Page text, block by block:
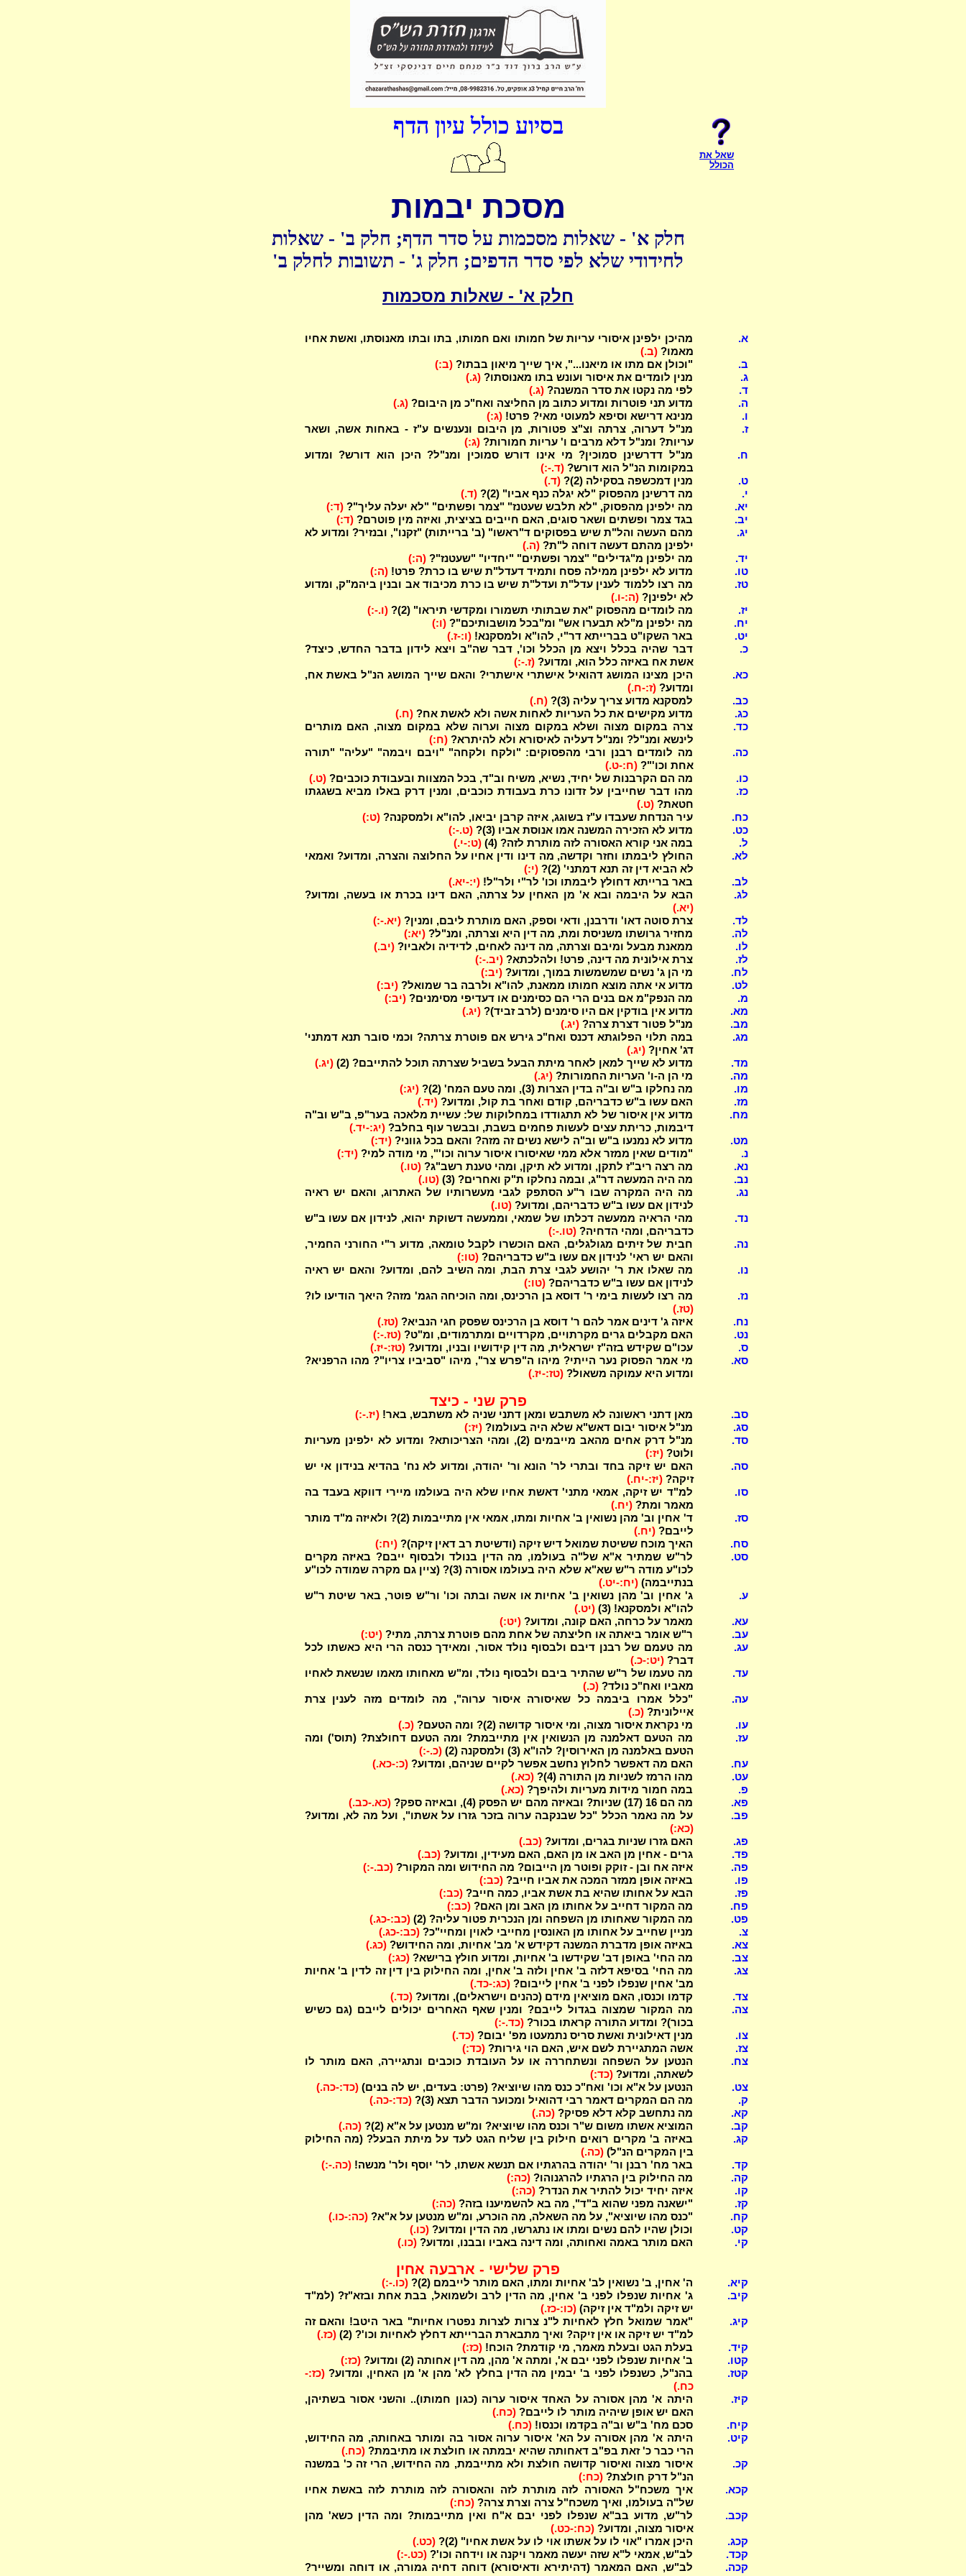
בסיוע כולל עיון הדף
שאל את
הכולל
מסכת יבמות
חלק א' - שאלות מסכמות על סדר הדף; חלק ב' - שאלות
לחידודי שלא לפי סדר הדפים; חלק ג' - תשובות לחלק ב'
חלק א' - שאלות מסכמות
א.
מהיכן ילפינן איסורי עריות של חמותו ואם חמותו, בתו ובתו מאנוסתו, ואשת אחיו
מאמו? (ב.)
ב.
"וכולן אם מתו או מיאנו...", איך שייך מיאון בבתו?(ב:)
ג.
מנין לומדים את איסור ועונש בתו מאנוסתו?(ג.)
ד.
לפי מה נקטו את סדר המשנה?(ג.)
ה.
מדוע תני פוטרות ומדוע כתוב מן החליצה ואח"כ מן היבום?(ג.)
ו.
מנינא דרישא וסיפא למעוטי מאי? פרט!(ג:)
ז.
מנ"ל דערוה, צרתה וצ"צ פטורות, מן היבום ונענשים ע"ז - באחות אשה, ושאר
עריות? ומנ"ל דלא מרבים ו' עריות חמורות? (ג:)
ח.
מנ"ל דדרשינן סמוכין? מי אינו דורש סמוכין ומנ"ל? היכן הוא דורש? ומדוע
במקומות הנ"ל הוא דורש? (ד.-:)
ט.
מנין דמכשפה בסקילה (2)?
(ד.)
י.
מה דרשינן מהפסוק "לא יגלה כנף אביו" (2)?
(ד.)
יא.
מה ילפינן מהפסוק, "לא תלבש שעטנז" "צמר ופשתים" "לא יעלה עליך"?(ד:)
יב.
בגד צמר ופשתים ושאר סוגים, האם חייבים בציצית, ואיזה מין פוטרם?(ד:)
יג.
מהם העשה והל"ת שיש בפסוקים ד"ראשו" (ב' ברייתות) "זקנו", ובנזיר? ומדוע לא
ילפינן מהתם דעשה דוחה ל"ת? (ה.)
יד.
מה ילפינן מ"גדילים" "צמר ופשתים" "יחדיו" "שעטנז"?(ה:)
טו.
מדוע לא ילפינן ממילה פסח ותמיד דעדל"ת שיש בו כרת? פרט!(ה:)
טז.
מה רצו ללמוד לענין עדל"ת ועדל"ת שיש בו כרת מכיבוד אב ובנין ביהמ"ק, ומדוע
לא ילפינן? (ה:-ו.)
יז.
מה לומדים מהפסוק "את שבתותי תשמורו ומקדשי תיראו" (2)?
(ו.-:)
יח.
מה ילפינן מ"לא תבערו אש" ומ"בכל מושבותיכם"?(ו:)
יט.
באר השקו"ט בברייתא דר"י, להו"א ולמסקנא!(ו:-ז.)
כ.
דבר שהיה בכלל ויצא מן הכלל וכו', דבר שה"ב ויצא לידון בדבר החדש, כיצד?
אשת אח באיזה כלל הוא, ומדוע? (ז.-:)
כא.
היכן מצינו המושג דהואיל אישתרי אישתרי? והאם שייך המושג הנ"ל באשת אח,
ומדוע? (ז:-ח.)
כב.
למסקנא מדוע צריך עליה (3)?
(ח.)
כג.
מדוע מקישים את כל העריות לאחות אשה ולא לאשת אח?(ח.)
כד.
צרה במקום מצוה ושלא במקום מצוה וערוה שלא במקום מצוה, האם מותרים
לינשא ומנ"ל? ומנ"ל דעליה לאיסורא ולא להיתרא? (ח:)
כה.
מה לומדים רבנן ורבי מהפסוקים: "ולקח ולקחה" "ויבם ויבמה" "עליה" "תורה
אחת וכו'"? (ח:-ט.)
כו.
מה הם הקרבנות של יחיד, נשיא, משיח וב"ד, בכל המצוות ובעבודת כוכבים?(ט.)
כז.
מהו דבר שחייבין על זדונו כרת בעבודת כוכבים, ומנין דרק באלו מביא בשגגתו
חטאת? (ט.)
כח.
עיר הנדחת שעבדו ע"ז בשוגג, איזה קרבן יביאו, להו"א ולמסקנה?(ט:)
כט.
מדוע לא הזכירה המשנה אמו אנוסת אביו (3)?
(ט.-:)
ל.
במה אני קורא האסורה לזה מותרת לזה? (4)
(ט:-י.)
לא.
החולץ ליבמתו וחזר וקדשה, מה דינו ודין אחיו על החלוצה והצרה, ומדוע? ואמאי
לא הביא דין זה תנא דמתני' (2)?
(י:)
לב.
באר ברייתא דחולץ ליבמתו וכו' לר"י ולר"ל!(י:-יא.)
לג.
הבא על היבמה ובא א' מן האחין על צרתה, האם דינו בכרת או בעשה, ומדוע?
(יא.)
לד.
צרת סוטה דאו' ודרבנן, ודאי וספק, האם מותרת ליבם, ומנין?(יא.-:)
לה.
מחזיר גרושתו משניסת ומת, מה דין היא וצרתה, ומנ"ל?(יא:)
לו.
ממאנת מבעל ומיבם וצרתה, מה דינה לאחים, לדידיה ולאביו?(יב.)
לז.
צרת אילונית מה דינה, פרט! ולהלכתא?(יב.-:)
לח.
מי הן ג' נשים שמשמשות במוך, ומדוע?(יב:)
לט.
מדוע אי אתה מוצא חמותו ממאנת, להו"א ולרבה בר שמואל?(יב:)
מ.
מה הנפק"מ אם בנים הרי הם כסימנים או דעדיפי מסימנים?(יב:)
מא.
מדוע אין בודקין אם היו סימנים (לרב זביד)?(יג.)
מב.
מנ"ל פטור דצרת צרה?(יג.)
מג.
במה תלוי הפלוגתא דכנס ואח"כ גירש אם פוטרת צרתה? וכמי סובר תנא דמתני'
דג' אחין? (יג.)
מד.
מדוע לא שייך למאן לאחר מיתת הבעל בשביל שצרתה תוכל להתייבם? (2)
(יג.)
מה.
מי הן ה-ו' העריות החמורות?(יג.)
מו.
מה נחלקו ב"ש וב"ה בדין הצרות (3), ומה טעם המח' (2)?
(יג:)
מז.
האם עשו ב"ש כדבריהם, קודם ואחר בת קול, ומדוע?(יד.)
מח.
מדוע אין איסור של לא תתגודדו במחלוקות של: עשיית מלאכה בער"פ, ב"ש וב"ה
דיבמות, כריתת עצים לעשות פחמים בשבת, ובבשר עוף בחלב? (יג:-יד.)
מט.
מדוע לא נמנעו ב"ש וב"ה לישא נשים זה מזה? והאם בכל גווני?(יד:)
נ.
"מודים שאין ממזר אלא ממי שאיסורו איסור ערוה וכו'", מי מודה למי?(יד:)
נא.
מה רצה ריב"ז לתקן, ומדוע לא תיקן, ומהי טענת רשב"ג?(טו.)
נב.
מה היה המעשה דר"ג, ובמה נחלקו ת"ק ואחרים? (3)
(טו.)
נג.
מה היה המקרה שבו ר"ע הסתפק לגבי מעשרותיו של האתרוג, והאם יש ראיה
לנידון אם עשו ב"ש כדבריהם, ומדוע? (טו.)
נד.
מהי הראיה ממעשה דכלתו של שמאי, וממעשה דשוקת יהוא, לנידון אם עשו ב"ש
כדבריהם, ומהי הדחיה? (טו.-:)
נה.
חבית של זיתים מגולגלים, האם הוכשרו לקבל טומאה, מדוע ר"י החורני החמיר,
והאם יש ראי' לנידון אם עשו ב"ש כדבריהם? (טו:)
נו.
מה שאלו את ר' יהושע לגבי צרת הבת, ומה השיב להם, ומדוע? והאם יש ראיה
לנידון אם עשו ב"ש כדבריהם? (טו:)
נז.
מה רצו לעשות בימי ר' דוסא בן הרכינס, ומה הוכיחה הגמ' מזה? היאך הודיעו לו?
(טז.)
נח.
איזה ג' דינים אמר להם ר' דוסא בן הרכינס שפסק חגי הנביא?(טז.)
נט.
האם מקבלים גרים מקרתויים, מקרדויים ומתרמודים, ומ"ט?(טז.-:)
ס.
עכו"ם שקידש בזה"ז ישראלית, מה דין קידושיו ובניו, ומדוע?(טז:-יז.)
סא.
מי אמר הפסוק נער הייתי? מיהו ה"פרש צר", מיהו "סביביו צריו"? מהו הרפניא?
ומדוע היא עמוקה משאול? (טז:-יז.)
פרק שני - כיצד
סב. מאן דתני ראשונה לא משתבש ומאן דתני שניה לא משתבש, באר!(יז.-:)
סג.
מנ"ל איסור יבום דאש"א שלא היה בעולמו?(יז:)
סד.
מנ"ל דרק אחים מהאב מייבמים (2), ומהי הצריכותא? ומדוע לא ילפינן מעריות
ולוט? (יז:)
סה.
האם יש זיקה בחד ובתרי לר' הונא ור' יהודה, ומדוע לא נח' בהדיא בנידון אי יש
זיקה? (יז:-יח.)
סו.
למ"ד יש זיקה, אמאי מתני' דאשת אחיו שלא היה בעולמו מיירי דווקא בעבד בה
מאמר ומת? (יח.)
סז.
ד' אחין וב' מהן נשואין ב' אחיות ומתו, אמאי אין מתייבמות (2)? ולאיזה מ"ד מותר
לייבם? (יח.)
סח.
האיך מוכח ששיטת שמואל דיש זיקה (ודשיטת רב דאין זיקה)?(יח:)
סט.
לר"ש שמתיר א"א של"ה בעולמו, מה הדין בנולד ולבסוף ייבם? באיזה מקרים
לכו"ע מודה ר"ש שא"א שלא היה בעולמו אסורה (3)? (ציין גם מקרה שמודה לכו"ע
בנתייבמה) (יח:-יט.)
ע.
ג' אחין וב' מהן נשואין ב' אחיות או אשה ובתה וכו' ור"ש פוטר, באר שיטת ר"ש
להו"א ולמסקנא! (3)
(יט.)
עא.
מאמר על כרחה, האם קונה, ומדוע?(יט:)
עב.
ר"ש אומר ביאתה או חליצתה של אחת מהם פוטרת צרתה, מתי?(יט:)
עג.
מה טעמם של רבנן דיבם ולבסוף נולד אסור, ומאידך כנסה הרי היא כאשתו לכל
דבר? (יט:-כ.)
עד.
מה טעמו של ר"ש שהתיר ביבם ולבסוף נולד, ומ"ש מאחותו מאמו שנשאת לאחיו
מאביו ואח"כ נולד? (כ.)
עה.
"כלל אמרו ביבמה כל שאיסורה איסור ערוה", מה לומדים מזה לענין צרת
איילונית? (כ.)
עו.
מי נקראת איסור מצוה, ומי איסור קדושה (2)? ומה הטעם?
(כ.)
עז.
מה הטעם דאלמנה מן הנשואין אין מתייבמת? ומה הטעם דחולצת? (תוס') ומה
הטעם באלמנה מן האירוסין? להו"א (3) ולמסקנה (2)
(כ.-:)
עח.
האם מה דאפשר לחלוץ נחשב אפשר לקיים שניהם, ומדוע?(כ:-כא.)
עט.
מהו הרמז לשניות מן התורה (4)?
(כא.)
פ.
במה חמור מידות מעריות ולהיפך?(כא.)
פא.
מה הם 16 (17) שניות? ובאיזה מהם יש הפסק (4), ובאיזה ספק?
(כא.-כב.)
פב.
על מה נאמר הכלל "כל שבנקבה ערוה בזכר גזרו על אשתו", ועל מה לא, ומדוע?
(כא:)
פג.
האם גזרו שניות בגרים, ומדוע?(כב.)
פד.
גרים - אחין מן האב או מן האם, האם מעידין, ומדוע?(כב.)
פה.
איזה אח ובן - זוקק ופוטר מן הייבום? מה החידוש ומה המקור?(כב.-:)
פו.
באיזה אופן ממזר המכה את אביו חייב?(כב:)
פז.
הבא על אחותו שהיא בת אשת אביו, כמה חייב?(כב:)
פח.
מה המקור דחייב על אחותו מן האב ומן האם?(כב:)
פט.
מה המקור שאחותו מן השפחה ומן הנכרית פטור עליה? (2)
(כב:-כג.)
צ.
מניין שחייב על אחותו מן האונסין מחייבי לאוין ומחיי"כ?(כב:-כג.)
צא.
באיזה אופן מדברת המשנה דקידש א' מב' אחיות, ומה החידוש?(כג.)
צב.
מה החי' באופן דב' שקידשו ב' אחיות, ומדוע חולץ ברישא?(כג:)
צג.
מה החי' בסיפא דלזה ב' אחין ולזה ב' אחין, ומה החילוק בין דין זה לדין ב' אחיות
מב' אחין שנפלו לפני ב' אחין לייבום? (כג:-כד.)
צד.
קדמו וכנסו, האם מוציאין מידם (כהנים וישראלים), ומדוע?(כד.)
צה.
מה המקור שמצוה בגדול לייבם? ומנין שאף האחרים יכולים לייבם (גם כשיש
בכור)? ומדוע התורה קראתו בכור? (כד.-:)
צו.
מנין דאילונית ואשת סריס נתמעטו מפ' יבום?(כד.)
צז.
אשה המתגיירת לשם איש, האם הוי גירות?(כד:)
צח.
הנטען על השפחה ונשתחררה או על העובדת כוכבים ונתגיירה, האם מותר לו
לשאתה, ומדוע? (כד:)
צט.
הנטען על א"א וכו' ואח"כ כנס מהו שיוציא? (פרט: בעדים, יש לה בנים)(כד:-כה.)
ק.
מה הם המקרים דאמר רבי דהואיל ומכוער הדבר תצא (3)?
(כד:-כה.)
קא.
מה נתחשב קלא דלא פסיק?(כה.)
קב.
המוציא אשתו משום ש"ר וכנס מהו שיוציא? ומ"ש מנטען על א"א (2)?
(כה.)
קג.
באיזה ב' מקרים רואים חילוק בין שליח הגט לעד על מיתת הבעל? (מה החילוק
בין המקרים הנ"ל) (כה.)
קד.
באר מח' רבנן ור' יהודה בהרגתיו אם תנשא אשתו, לר' יוסף ולר' מנשה!(כה.-:)
קה.
מה החילוק בין הרגתיו להרגנוהו?(כה:)
קו.
איזה יחיד יכול להתיר את הנדר?(כה:)
קז.
"ישאנה מפני שהוא ב"ד", מה בא להשמיענו בזה?(כה:)
קח.
"כנס מהו שיוציא", על מה השאלה, מה הוכרע, ומ"ש מנטען על א"א?(כה:-כו.)
קט.
וכולן שהיו להם נשים ומתו או נתגרשו, מה הדין ומדוע?(כו.)
קי.
האם מותר באמה ואחותה, ומה דינה באביו ובבנו, ומדוע?(כו.)
פרק שלישי - ארבעה אחין
קיא. ה' אחין, ב' נשואין לב' אחיות ומתו, האם מותר לייבמם (2)?
(כו.-:)
קיב.
ג' אחיות שנפלו לפני ב' אחין, מה הדין לרב ולשמואל, בבת אחת ובזא"ז? (למ"ד
יש זיקה ולמ"ד אין זיקה) (כו:-כז.)
קיג.
"אמר שמואל חלץ לאחיות ל"נ צרות לצרות נפטרו אחיות" באר היטב! והאם זה
למ"ד יש זיקה או אין זיקה? ואיך מתבארת הברייתא דחלץ לאחיות וכו'? (2)
(כז.)
קיד.
בעלת הגט ובעלת מאמר, מי קודמת? הוכח!(כז:)
קטו.
ב' אחיות שנפלו לפני יבם א', ומתה א' מהן, מה דין אחותה (2) ומדוע?
(כז:)
קטז.
בהנ"ל, כשנפלו לפני ב' יבמין מה הדין בחלץ לא' מהן א' מן האחין, ומדוע?(כז:-
כח.)
קיז.
היתה א' מהן אסורה על האחד איסור ערוה (כגון חמותו).. והשני אסור בשתיהן,
האם יש אופן שיהיה מותר לו לייבם? (כח.)
קיח.
סכם מח' ב"ש וב"ה בקדמו וכנסו!(כח.)
קיט.
היתה א' מהן אסורה על הא' איסור ערוה אסור בה ומותר באחותה, מה החידוש,
הרי כבר כ' זאת בפ"ב דאחותה שהיא יבמתה או חולצת או מתיבמת? (כח.)
קכ.
איסור מצוה ואיסור קדושה חולצת ולא מתייבמת, מה החידוש, הרי זה כ' במשנה
הנ"ל דרק חולצת? (כח:)
קכא.
איך משכח"ל האסורה לזה מותרת לזה והאסורה לזה מותרת לזה באשת אחיו
של"ה בעולמו, ואיך משכח"ל צרה וצרת צרה? (כח:)
קכב.
לר"ש, מדוע בב"א שנפלו לפני יבם א"ח ואין מתייבמות? ומה הדין כשא' מהן
איסור מצוה, ומדוע? (כח:-כט.)
קכג.
היכן אמרו "אוי לו על אשתו אוי לו על אשת אחיו" (2)?
(כט.)
קכד.
לב"ש, אמאי ל"א שזה יעשה מאמר ויקנה או וידחה וכו'?(כט.-:)
קכה.
לב"ש, האם המאמר (דהיתירא ודאיסורא) דוחה דחיה גמורה, או דוחה ומשייר?